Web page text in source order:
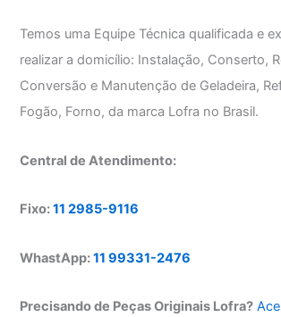
Temos uma Equipe Técnica qualificada e
realizar a domicílio: Instalação, Conserto,
Conversão e Manutenção de Geladeira,
Fogão, Forno, da marca Lofra no Brasil.
Central de Atendimento:
Fixo:11 2985-9116
WhastApp:11 99331-2476
Precisando de Peças Originais Lofra?